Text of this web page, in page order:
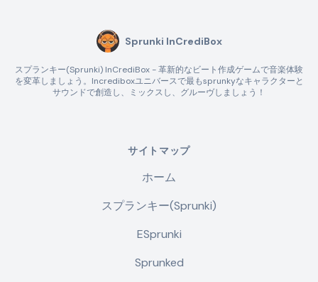
Sprunki InCrediBox
スプランキー(Sprunki) InCrediBox - 革新的なビート作成ゲームで音楽体験
を変革しましょう。Incrediboxユニバースで最もsprunkyなキャラクターと
サウンドで創造し、ミックスし、グルーヴしましょう！
サイトマップ
ホーム
スプランキー(Sprunki)
ESprunki
Sprunked